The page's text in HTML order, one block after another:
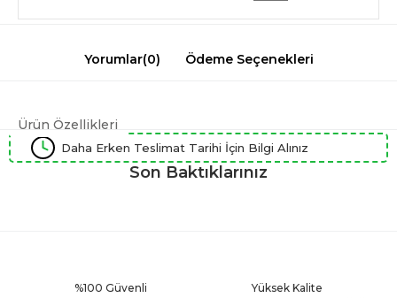
Yorumlar(0) Ödeme Seçenekleri
Ürün Özellikleri
Daha Erken Teslimat Tarihi İçin Bilgi Alınız
Son Baktıklarınız
%100 Güvenli Yüksek Kalite